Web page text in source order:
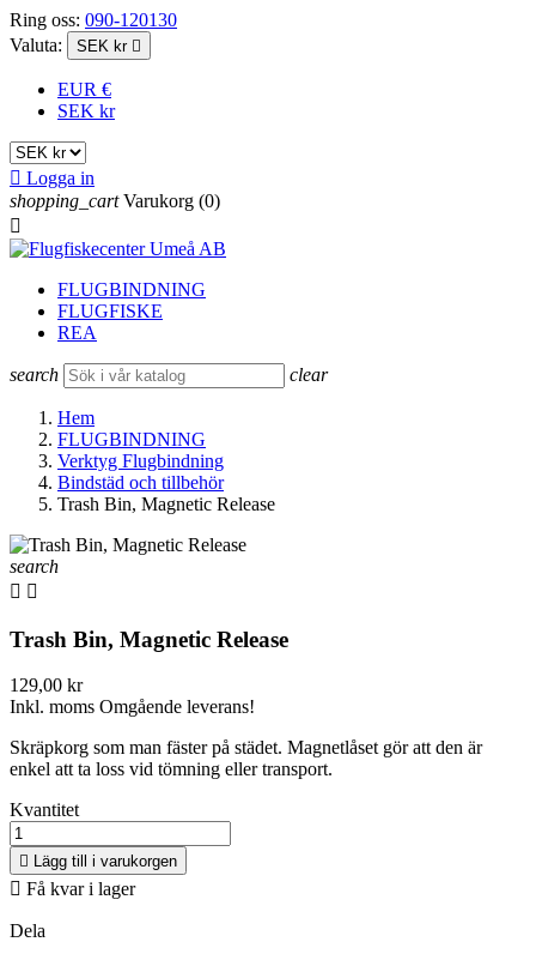
Ring oss: 090-120130
Valuta:
SEK kr 
EUR €
SEK kr
 Logga in
shopping_cart Varukorg (0)

FLUGBINDNING
FLUGFISKE
REA
search clear
Hem
FLUGBINDNING
Verktyg Flugbindning
Bindstäd och tillbehör
Trash Bin, Magnetic Release
search
 
Trash Bin, Magnetic Release
129,00 kr
Inkl. moms Omgående leverans!
Skräpkorg som man fäster på städet. Magnetlåset gör att den är
enkel att ta loss vid tömning eller transport.
Kvantitet
 Lägg till i varukorgen
 Få kvar i lager
Dela